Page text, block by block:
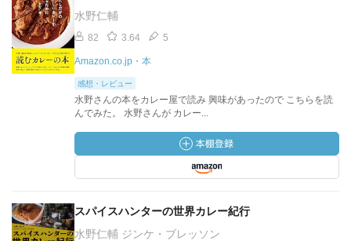
水野仁輔
82 3.64 5
Amazon.co.jp・本
感想・レビュー
水野さんの本をカレー屋で読み 興味があったので こちらを読
んでみた。 水野さんが カレー...
スパイスハンターの世界カレー紀行
水野仁輔 ジンケ・ブレッソン